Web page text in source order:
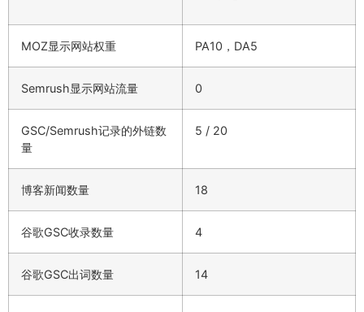
MOZ显示网站权重 PA10，DA5
Semrush显示网站流量 0
GSC/Semrush记录的外链数
量
5 / 20
博客新闻数量 18
谷歌GSC收录数量 4
谷歌GSC出词数量 14